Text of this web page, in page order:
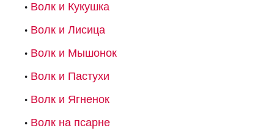
Волк и Кукушка
Волк и Лисица
Волк и Мышонок
Волк и Пастухи
Волк и Ягненок
Волк на псарне